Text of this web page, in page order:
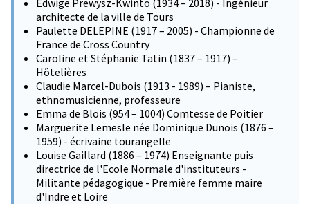
Edwige Prewysz-Kwinto (1934 – 2018) - Ingénieur
architecte de la ville de Tours
Paulette DELEPINE (1917 – 2005) - Championne de
France de Cross Country
Caroline et Stéphanie Tatin (1837 – 1917) –
Hôtelières
Claudie Marcel-Dubois (1913 - 1989) – Pianiste,
ethnomusicienne, professeure
Emma de Blois (954 – 1004) Comtesse de Poitier
Marguerite Lemesle née Dominique Dunois (1876 –
1959) - écrivaine tourangelle
Louise Gaillard (1886 – 1974) Enseignante puis
directrice de l'Ecole Normale d'instituteurs -
Militante pédagogique - Première femme maire
d'Indre et Loire